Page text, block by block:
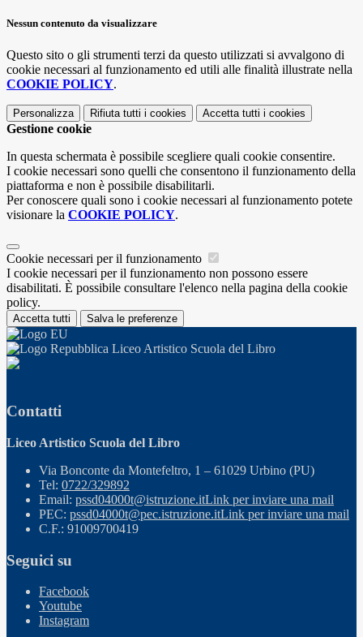
Nessun contenuto da visualizzare
Questo sito o gli strumenti terzi da questo utilizzati si avvalgono di
cookie necessari al funzionamento ed utili alle finalità illustrate nella
COOKIE POLICY.
Personalizza Rifiuta tutti i cookies Accetta tutti i cookies
Gestione cookie
In questa schermata è possibile scegliere quali cookie consentire.
I cookie necessari sono quelli che consentono il funzionamento della
piattaforma e non è possibile disabilitarli.
Per conoscere quali sono i cookie necessari al funzionamento potete
visionare la COOKIE POLICY.
Cookie necessari per il funzionamento
I cookie necessari per il funzionamento non possono essere
disabilitati. È possibile consultare l'elenco nella pagina della cookie
policy.
Accetta tutti Salva le preferenze
Liceo Artistico Scuola del Libro
Contatti
Liceo Artistico Scuola del Libro
Via Bonconte da Montefeltro, 1 – 61029 Urbino (PU)
Tel: 0722/329892
Email: pssd04000t@istruzione.itLink per inviare una mail
PEC: pssd04000t@pec.istruzione.itLink per inviare una mail
C.F.: 91009700419
Seguici su
Facebook
Youtube
Instagram